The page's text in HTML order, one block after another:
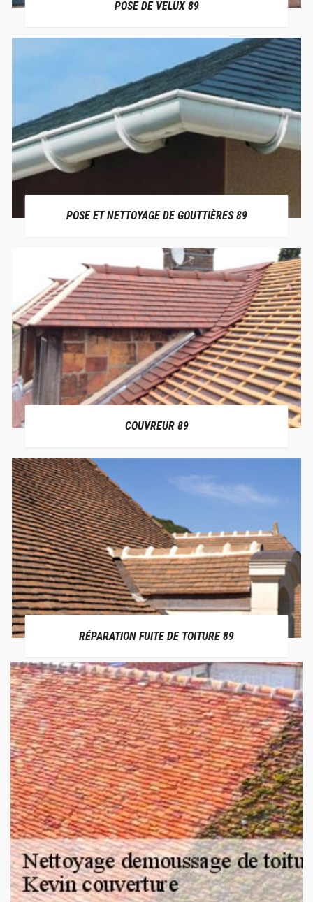
POSE DE VELUX 89
POSE ET NETTOYAGE DE GOUTTIÈRES 89
COUVREUR 89
RÉPARATION FUITE DE TOITURE 89